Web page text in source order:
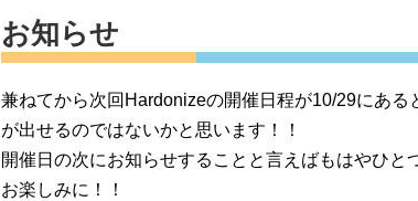
お知らせ
兼ねてから次回Hardonizeの開催日程が10/29にあ
が出せるのではないかと思います！！
開催日の次にお知らせすることと言えばもはやひと
お楽しみに！！